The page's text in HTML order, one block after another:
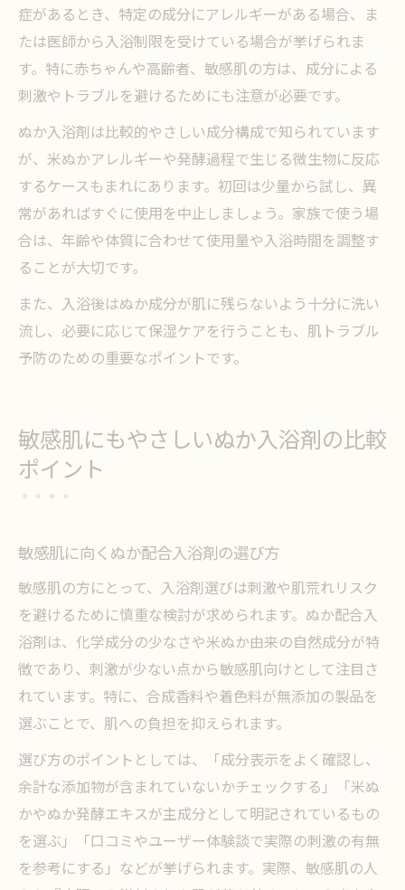
症があるとき、特定の成分にアレルギーがある場合、ま
たは医師から入浴制限を受けている場合が挙げられま
す。特に赤ちゃんや高齢者、敏感肌の方は、成分による
刺激やトラブルを避けるためにも注意が必要です。
ぬか入浴剤は比較的やさしい成分構成で知られています
が、米ぬかアレルギーや発酵過程で生じる微生物に反応
するケースもまれにあります。初回は少量から試し、異
常があればすぐに使用を中止しましょう。家族で使う場
合は、年齢や体質に合わせて使用量や入浴時間を調整す
ることが大切です。
また、入浴後はぬか成分が肌に残らないよう十分に洗い
流し、必要に応じて保湿ケアを行うことも、肌トラブル
予防のための重要なポイントです。
敏感肌にもやさしいぬか入浴剤の比較
ポイント
敏感肌に向くぬか配合入浴剤の選び方
敏感肌の方にとって、入浴剤選びは刺激や肌荒れリスク
を避けるために慎重な検討が求められます。ぬか配合入
浴剤は、化学成分の少なさや米ぬか由来の自然成分が特
徴であり、刺激が少ない点から敏感肌向けとして注目さ
れています。特に、合成香料や着色料が無添加の製品を
選ぶことで、肌への負担を抑えられます。
選び方のポイントとしては、「成分表示をよく確認し、
余計な添加物が含まれていないかチェックする」「米ぬ
かやぬか発酵エキスが主成分として明記されているもの
を選ぶ」「口コミやユーザー体験談で実際の刺激の有無
を参考にする」などが挙げられます。実際、敏感肌の人